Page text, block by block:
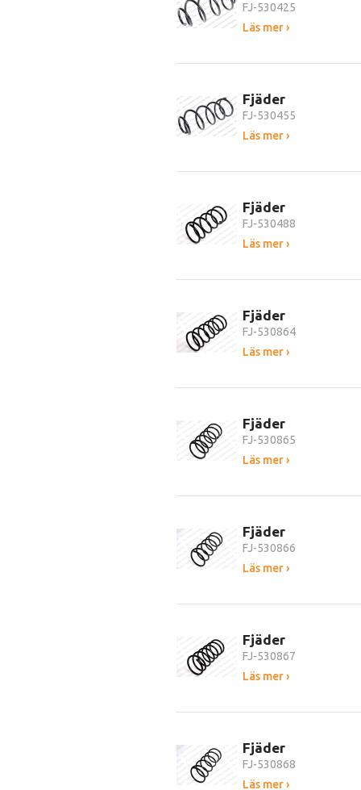
FJ-530425
Läs mer ›
Fjäder
FJ-530455
Läs mer ›
Fjäder
FJ-530488
Läs mer ›
Fjäder
FJ-530864
Läs mer ›
Fjäder
FJ-530865
Läs mer ›
Fjäder
FJ-530866
Läs mer ›
Fjäder
FJ-530867
Läs mer ›
Fjäder
FJ-530868
Läs mer ›